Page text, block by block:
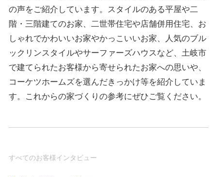
の声をご紹介しています。スタイルのある平屋や二
階・三階建てのお家、二世帯住宅や店舗併用住宅、お
しゃれでかわいいお家やかっこいいお家、人気のブル
ックリンスタイルやサーファーズハウスなど、土岐市
で建てられたお客様から寄せられたお家への思いや、
コーケツホームズを選んだきっかけ等を紹介していま
す。これからの家づくりの参考にぜひご覧ください。
すべてのお客様インタビュー